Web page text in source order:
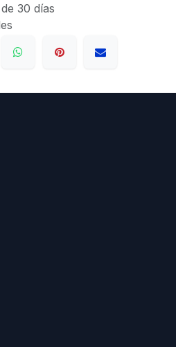
30 días